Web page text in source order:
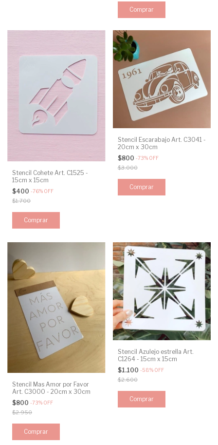
Comprar
Stencil Cohete Art. C1525 -
15cm x 15cm
$400 -76% OFF
$1.700
Stencil Escarabajo Art. C3041 -
20cm x 30cm
$800 -73% OFF
$3.000
Stencil Mas Amor por Favor
Art. C3000 - 20cm x 30cm
$800 -73% OFF
$2.950
Stencil Azulejo estrella Art.
C1264 - 15cm x 15cm
$1.100 -58% OFF
$2.600